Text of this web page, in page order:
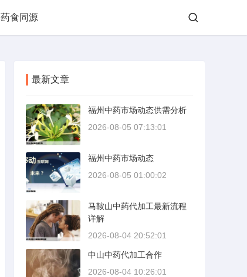
药食同源
最新文章
福州中药市场动态供需分析
2026-08-05 07:13:01
福州中药市场动态
2026-08-05 01:00:02
马鞍山中药代加工最新流程
详解
2026-08-04 20:52:01
中山中药代加工合作
2026-08-04 10:26:01